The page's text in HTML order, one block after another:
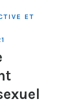
ET